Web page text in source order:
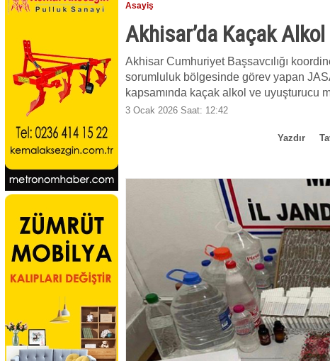
Asayiş
Akhisar’da Kaçak
Akhisar Cumhuriyet Başsavcılığı
sorumluluk bölgesinde görev yapan
kapsamında kaçak alkol ve uyuşturucu
3 Ocak 2026 Saat: 12:42
Yazdır